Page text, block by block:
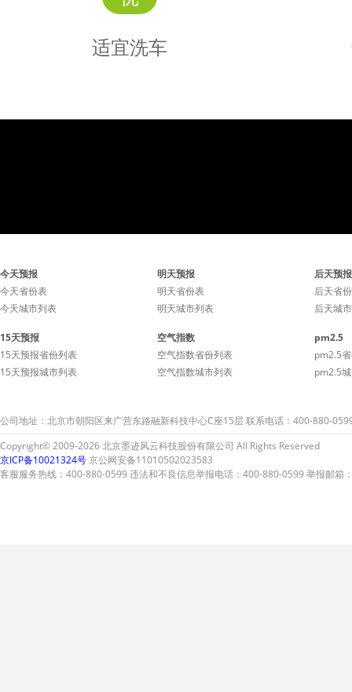
适宜洗车
适宜洗车，未来持续两天无
雨天气较好，适合擦洗汽
车，蓝天白云、风和日丽将
伴您的车子连日洁净。
适宜洗
雨天
车，蓝
伴您
今天预报
今天省份表
今天城市列表
明天预报
明天省份表
明天城市列表
后天预报
后天省
后天城
15天预报
15天预报省份列表
15天预报城市列表
空气指数
空气指数省份列表
空气指数城市列表
pm2.5
pm2.5
pm2.5
公司地址：北京市朝阳区来广营东路融新科技中心C座15层 联系电话：400-880-
Copyright© 2009-2026 北京墨迹风云科技股份有限公司 All Rights Reserved
京ICP备10021324号京公网安备11010502023583
客服服务热线：400-880-0599 违法和不良信息举报电话：400-880-0599 举报邮箱